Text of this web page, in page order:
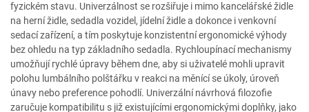
fyzickém stavu. Univerzálnost se rozšiřuje i mimo kancelářské židle
na herní židle, sedadla vozidel, jídelní židle a dokonce i venkovní
sedací zařízení, a tím poskytuje konzistentní ergonomické výhody
bez ohledu na typ základního sedadla. Rychloupínací mechanismy
umožňují rychlé úpravy během dne, aby si uživatelé mohli upravit
polohu lumbálního polštářku v reakci na měnící se úkoly, úroveň
únavy nebo preference pohodlí. Univerzální návrhová filozofie
zaručuje kompatibilitu s již existujícími ergonomickými doplňky, jako